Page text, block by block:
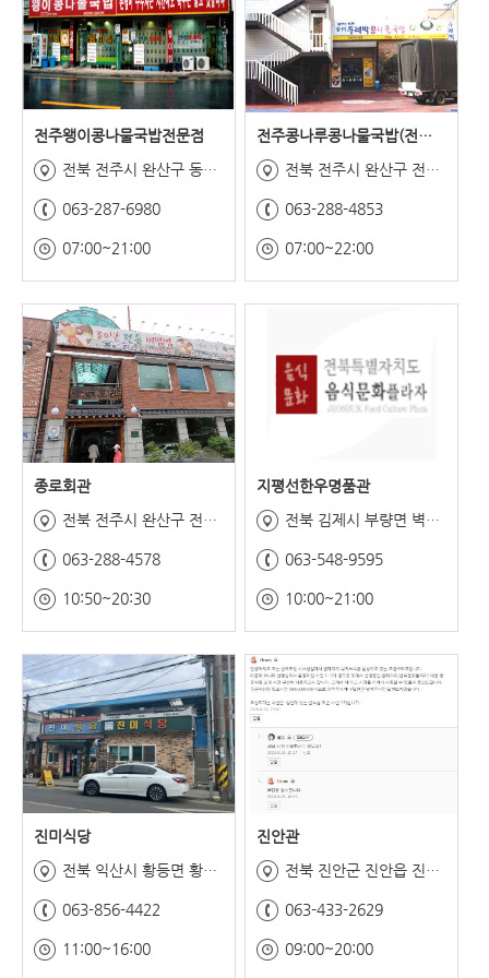
전주왱이콩나물국밥전문점
전북 전주시 완산구 동문길 88
063-287-6980
07:00~21:00
전주콩나루콩나물국밥(전국본점)
전북 전주시 완산구 전동성당길 14
063-288-4853
07:00~22:00
종로회관
전북 전주시 완산구 전동성당길 98
063-288-4578
10:50~20:30
지평선한우명품관
전북 김제시 부량면 벽골제로 442
063-548-9595
10:00~21:00
진미식당
전북 익산시 황등면 황등로 158
063-856-4422
11:00~16:00
진안관
전북 진안군 진안읍 진장로 21
063-433-2629
09:00~20:00